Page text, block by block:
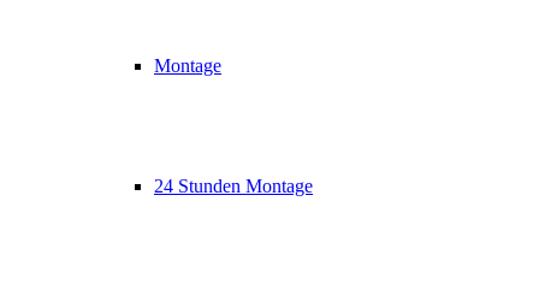
Montage
24 Stunden Montage